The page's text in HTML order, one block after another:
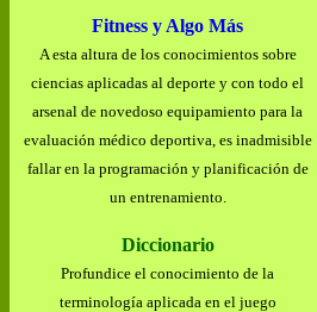
Fitness y Algo Más
A esta altura de los conocimientos sobre
ciencias aplicadas al deporte y con todo el
arsenal de novedoso equipamiento para la
evaluación médico deportiva, es inadmisible
fallar en la programación y planificación de
un entrenamiento.
Diccionario
Profundice el conocimiento de la
terminología aplicada en el juego